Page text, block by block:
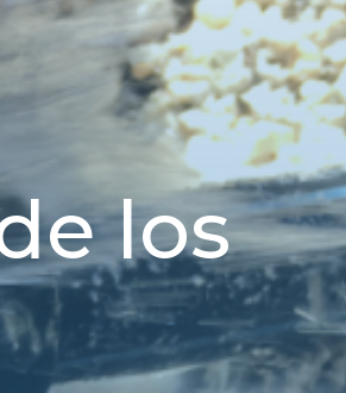
los